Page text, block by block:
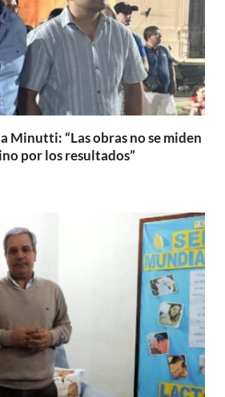
Minutti: “Las obras no se miden
por los resultados”